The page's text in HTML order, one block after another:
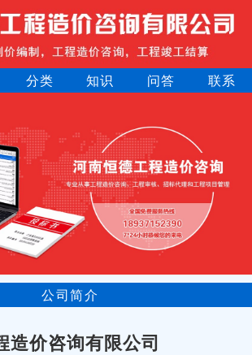
分类 知识 问答 联系
公司简介
造价咨询有限公司